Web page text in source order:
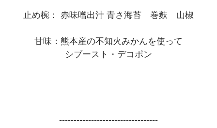
止め椀： 赤味噌出汁 青さ海苔 巻麩 山椒
甘味：熊本産の不知火みかんを使って
シブースト・デコポン
----------------------------------